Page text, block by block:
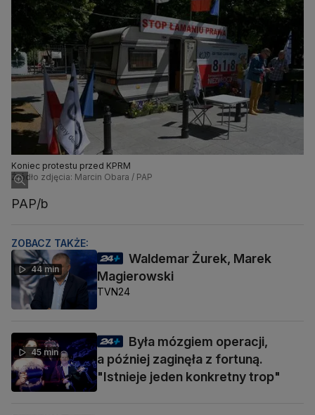
Koniec protestu przed KPRM
Źródło zdjęcia: Marcin Obara / PAP
PAP/b
ZOBACZ TAKŻE:
44 min
Waldemar Żurek, Marek
Magierowski
TVN24
45 min
Była mózgiem operacji,
a później zaginęła z fortuną.
"Istnieje jeden konkretny trop"